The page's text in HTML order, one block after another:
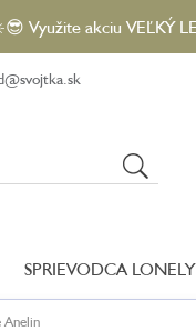
akciu VEĽKÝ LETNÝ
SPRIEVODCA
Anelin